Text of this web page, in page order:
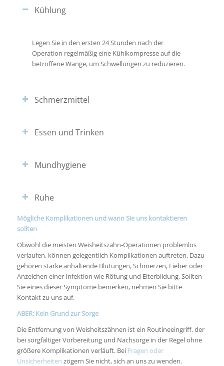
Kühlung
Legen Sie in den ersten 24 Stunden nach der
Operation regelmäßig eine Kühlkompresse auf die
betroffene Wange, um Schwellungen zu reduzieren.
Schmerzmittel
Essen und Trinken
Mundhygiene
Ruhe
Mögliche Komplikationen und wann Sie uns kontaktieren
sollten
Obwohl die meisten Weisheitszahn-Operationen problemlos
verlaufen, können gelegentlich Komplikationen auftreten. Dazu
gehören starke anhaltende Blutungen, Schmerzen, Fieber oder
Anzeichen einer Infektion wie Rötung und Eiterbildung. Sollten
Sie eines dieser Symptome bemerken, nehmen Sie bitte
Kontakt zu uns auf.
ABER: Kein Grund zur Sorge
Die Entfernung von Weisheitszähnen ist ein Routineeingriff, der
bei sorgfältiger Vorbereitung und Nachsorge in der Regel ohne
größere Komplikationen verläuft. Bei Fragen oder
Unsicherheiten zögern Sie nicht, sich an uns zu wenden.